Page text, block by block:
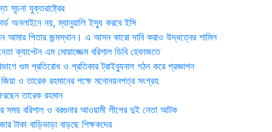
সূচনা যুক্তরাষ্ট্রের
অনলাইনে নয়, ম্যানুয়ালি ইস্যু করবে ইসি
পিতার জন্মস্থান। এ আসন কারো দাবি করাও উদ্ধত্বের শামিল
ক্যাপ্টেন এম মোয়াজ্জেম বরিশাল ডিবি হেফাজতে
গুম প্রতিরোধ ও প্রতিকার ট্রাইব্যুনাল গঠন করে প্রজ্ঞাপন
ও তারেক রহমানের পক্ষে মনোনয়নপত্র সংগ্রহ
তারেক রহমান
সময় ব‌রিশাল ও বরগুনার আওয়ামী লীগের দুই নেতা আটক
টাকা বাড়িভাড়া বাড়ছে শিক্ষকদের